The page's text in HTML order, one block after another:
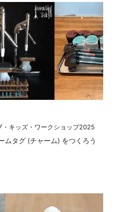
キッズ・ワークショップ2025
ムタグ (チャーム) をつくろう